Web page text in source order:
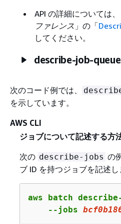
API の詳細については
ファレンス 」の「
してください。
describe-job-
次のコード例では、
を示しています。
AWS CLI
ジョブについて記述する方
次の describe-jobs の
ブ ID を持つジョブを記述し
aws batch
    --jobs